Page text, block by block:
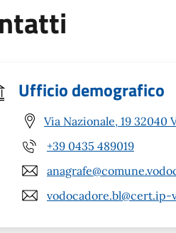
Ufficio demografico
Via Nazionale, 19 32040
+39 0435 489019
vodocadore.bl@cert.ip-